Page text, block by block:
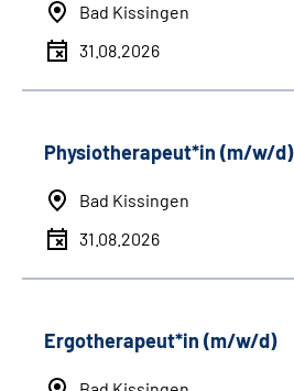
Bad Kissingen
31.08.2026
Physiotherapeut*in (m/w/d)
Bad Kissingen
31.08.2026
Ergotherapeut*in (m/w/d)